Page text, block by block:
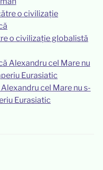
o civilizație globalistă
cel Mare nu s-
Eurasiatic